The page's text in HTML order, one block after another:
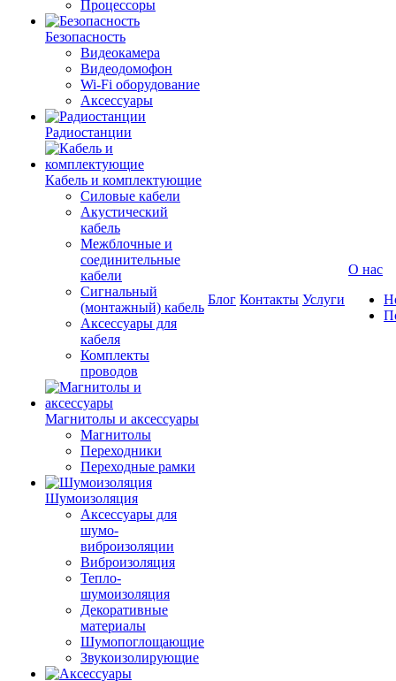
Процессоры
Безопасность
Видеокамера
Видеодомофон
Wi-Fi оборудование
Аксессуары
Радиостанции
Кабель и комплектующие
Силовые кабели
Акустический
кабель
Межблочные и
соединительные
кабели
Сигнальный
(монтажный) кабель
Аксессуары для
кабеля
Комплекты
проводов
Магнитолы и аксессуары
Магнитолы
Переходники
Переходные рамки
Шумоизоляция
Аксессуары для
шумо-
виброизоляции
Виброизоляция
Тепло-
шумоизоляция
Декоративные
материалы
Шумопоглощающие
Звукоизолирующие
Блог Контакты Услуги
О нас